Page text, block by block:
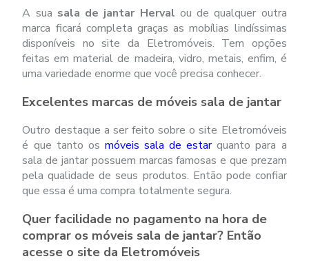
A sua sala de jantar Herval ou de qualquer outra
marca ficará completa graças as mobílias lindíssimas
disponíveis no site da Eletromóveis. Tem opções
feitas em material de madeira, vidro, metais, enfim, é
uma variedade enorme que você precisa conhecer.
Excelentes marcas de móveis sala de jantar
Outro destaque a ser feito sobre o site Eletromóveis
é que tanto os móveis sala de estarquanto para a
sala de jantar possuem marcas famosas e que prezam
pela qualidade de seus produtos. Então pode confiar
que essa é uma compra totalmente segura.
Quer facilidade no pagamento na hora de
comprar os móveis sala de jantar? Então
acesse o site da Eletromóveis